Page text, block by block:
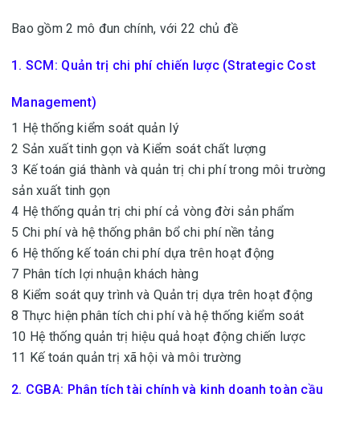
Bao gồm 2 mô đun chính, với 22 chủ đề
1. SCM: Quản trị chi phí chiến lược (Strategic Cost
Management)
1 Hệ thống kiểm soát quản lý
2 Sản xuất tinh gọn và Kiểm soát chất lượng
3 Kế toán giá thành và quản trị chi phí trong môi trường
sản xuất tinh gọn
4 Hệ thống quản trị chi phí cả vòng đời sản phẩm
5 Chi phí và hệ thống phân bổ chi phí nền tảng
6 Hệ thống kế toán chi phí dựa trên hoạt động
7 Phân tích lợi nhuận khách hàng
8 Kiểm soát quy trình và Quản trị dựa trên hoạt động
8 Thực hiện phân tích chi phí và hệ thống kiểm soát
10 Hệ thống quản trị hiệu quả hoạt động chiến lược
11 Kế toán quản trị xã hội và môi trường
2. CGBA: Phân tích tài chính và kinh doanh toàn cầu